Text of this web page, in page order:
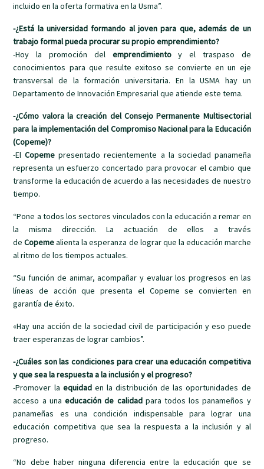
incluido en la oferta formativa en la Usma”.
-¿Está la universidad formando al joven para que, además de un
trabajo formal pueda procurar su propio emprendimiento?
-Hoy la promoción delemprendimientoy el traspaso de
conocimientos para que resulte exitoso se convierte en un eje
transversal de la formación universitaria. En la USMA hay un
Departamento de Innovación Empresarial que atiende este tema.
-¿Cómo valora la creación del Consejo Permanente Multisectorial
para la implementación del Compromiso Nacional para la Educación
(Copeme)?
-ElCopemepresentado recientemente a la sociedad panameña
representa un esfuerzo concertado para provocar el cambio que
transforme la educación de acuerdo a las necesidades de nuestro
tiempo.
“Pone a todos los sectores vinculados con la educación a remar en
la misma dirección. La actuación de ellos a través
deCopemealienta la esperanza de lograr que la educación marche
al ritmo de los tiempos actuales.
“Su función de animar, acompañar y evaluar los progresos en las
líneas de acción que presenta el Copeme se convierten en
garantía de éxito.
«Hay una acción de la sociedad civil de participación y eso puede
traer esperanzas de lograr cambios”.
-¿Cuáles son las condiciones para crear una educación competitiva
y que sea la respuesta a la inclusión y el progreso?
-Promover la equidad en la distribución de las oportunidades de
acceso a una educación de calidadpara todos los panameños y
panameñas es una condición indispensable para lograr una
educación competitiva que sea la respuesta a la inclusión y al
progreso.
“No debe haber ninguna diferencia entre la educación que se